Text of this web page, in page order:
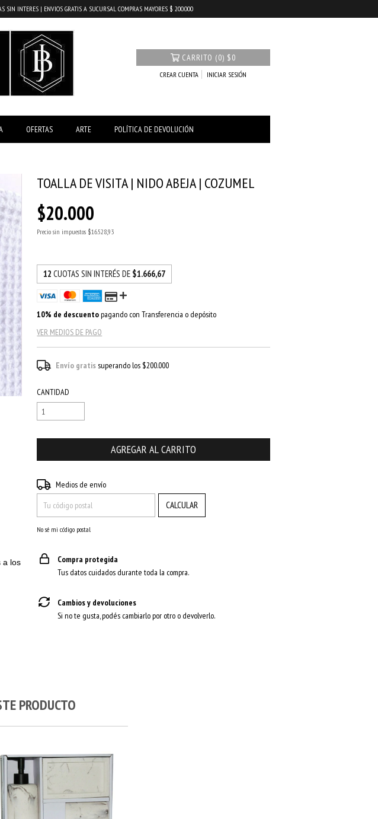
SIN INTERES | ENVIOS GRATIS A SUCURSAL COMPRAS MAYORES $ 200.000
CARRITO (0) $0
CREAR CUENTA INICIAR SESIÓN
OFERTAS ARTE POLÍTICA DE DEVOLUCIÓN
a los
TOALLA DE VISITA | NIDO ABEJA | COZUMEL
$20.000
Precio sin impuestos $16.528,93
12 CUOTAS SIN INTERÉS DE $1.666,67
10% de descuentopagando con Transferencia o depósito
VER MEDIOS DE PAGO
Envío gratissuperando los $200.000
CANTIDAD
Entregas para el CP:
Medios de envío
CALCULAR
No sé mi código postal
Compra protegida
Tus datos cuidados durante toda la compra.
Cambios y devoluciones
Si no te gusta, podés cambiarlo por otro o devolverlo.
PRODUCTO